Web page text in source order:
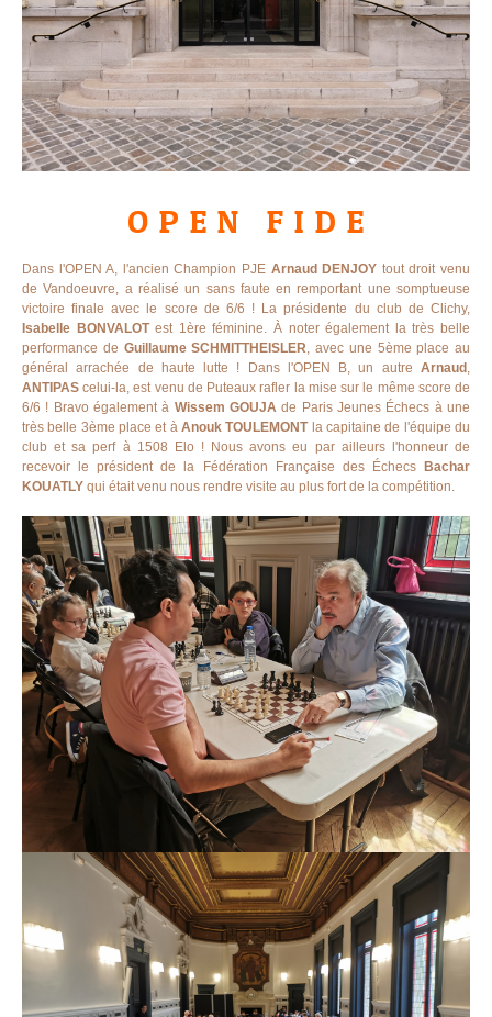
O P E N F I D E
Dans l'OPEN A, l'ancien Champion PJE Arnaud DENJOY tout droit venu
de Vandoeuvre, a réalisé un sans faute en remportant une somptueuse
victoire finale avec le score de 6/6 ! La présidente du club de Clichy,
Isabelle BONVALOTest 1ère féminine. À noter également la très belle
performance de Guillaume SCHMITTHEISLER, avec une 5ème place au
général arrachée de haute lutte ! Dans l'OPEN B, un autre Arnaud ,
ANTIPAS celui-la, est venu de Puteaux rafler la mise sur le même score de
6/6 ! Bravo également à Wissem GOUJA de Paris Jeunes Échecs à une
très belle 3ème place et à Anouk TOULEMONTla capitaine de l'équipe du
club et sa perf à 1508 Elo ! Nous avons eu par ailleurs l'honneur de
recevoir le président de la Fédération Française des Échecs
Bachar
KOUATLY qui était venu nous rendre visite au plus fort de la compétition.